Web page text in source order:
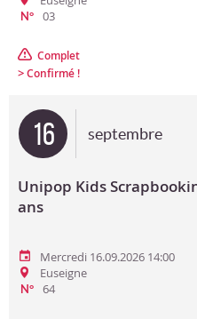
N° 03
Complet
>Confirmé !
16 septembre
Unipop Kids
ans
Mercredi 16.09.2026 14:00
Euseigne
N° 64